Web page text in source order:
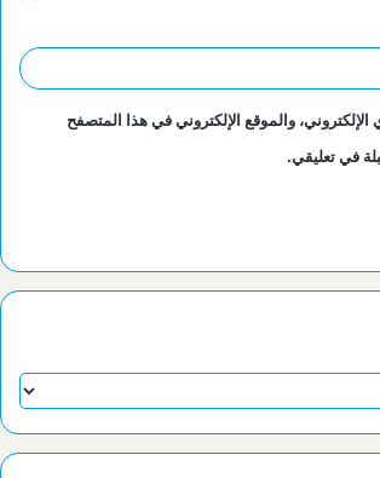
والموقع الإلكتروني في هذا المتصفح
في تعليقي.